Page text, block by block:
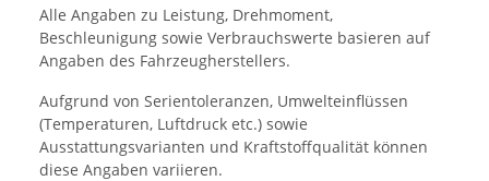
Alle Angaben zu Leistung, Drehmoment,
Beschleunigung sowie Verbrauchswerte basieren auf
Angaben des Fahrzeugherstellers.
Aufgrund von Serientoleranzen, Umwelteinflüssen
(Temperaturen, Luftdruck etc.) sowie
Ausstattungsvarianten und Kraftstoffqualität können
diese Angaben variieren.